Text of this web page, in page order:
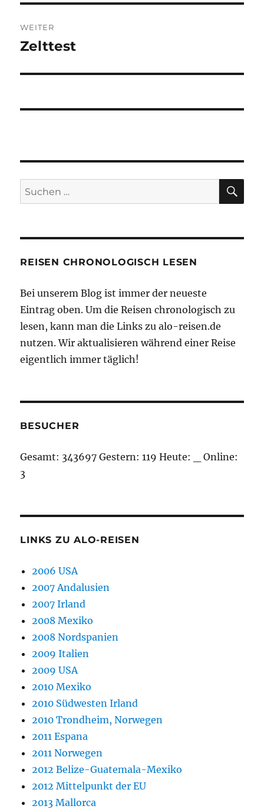
WEITER
Nächster
Zelttest
Suchen
nach:
REISEN CHRONOLOGISCH LESEN
Bei unserem Blog ist immer der neueste
Eintrag oben. Um die Reisen chronologisch zu
lesen, kann man die Links zu alo-reisen.de
nutzen. Wir aktualisieren während einer Reise
eigentlich immer täglich!
BESUCHER
Gesamt: 343697 Gestern:119 Heute:
Online:
3
LINKS ZU ALO-REISEN
2006 USA
2007 Andalusien
2007 Irland
2008 Mexiko
2008 Nordspanien
2009 Italien
2009 USA
2010 Mexiko
2010 Südwesten Irland
2010 Trondheim, Norwegen
2011 Espana
2011 Norwegen
2012 Belize-Guatemala-Mexiko
2012 Mittelpunkt der EU
2013 Mallorca